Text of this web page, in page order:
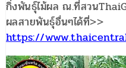
กิ่งพันธุ์ไม้ผล ณ.ที่สวน
ผลสายพันธุ์อื่นๆได้ที่>>
https://